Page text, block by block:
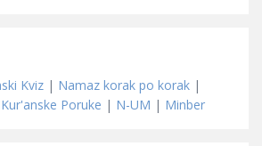
Kviz | Namaz korak po korak |
Kur'anske Poruke | N-UM | Minber